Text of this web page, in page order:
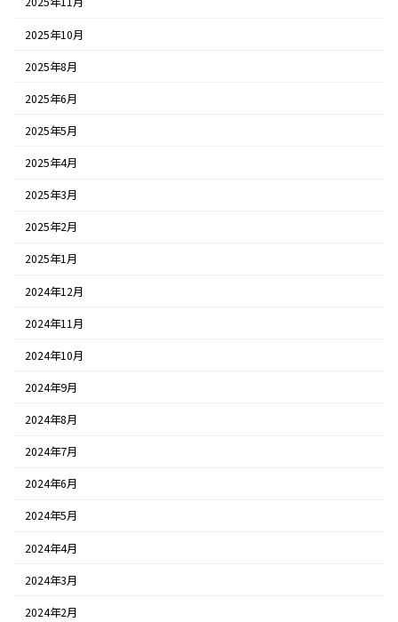
2025年10月
2025年8月
2025年6月
2025年5月
2025年4月
2025年3月
2025年2月
2025年1月
2024年12月
2024年11月
2024年10月
2024年9月
2024年8月
2024年7月
2024年6月
2024年5月
2024年4月
2024年3月
2024年2月